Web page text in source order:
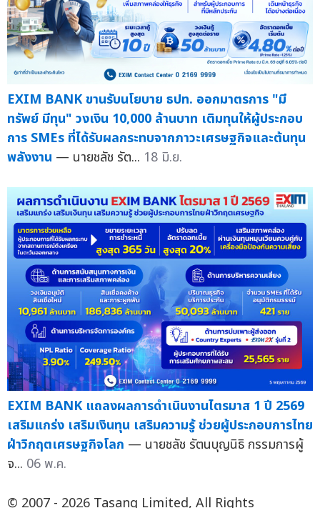
EXIM BANK ขานรับนโยบาย ธปท. ออกมาตรการ "มี
ทรัพย์ มีทุน" วงเงิน 10,000 ล้านบาท เติมทุนให้ผู้ประกอบ
การ SMEs ที่ได้รับผลกระทบจากภาวะเศรษฐกิจและต้นทุน
พลังงาน — นายชลัช รัต... 18 มิ.ย.
EXIM BANK แถลงผลการดำเนินงานไตรมาส 1 ปี 2569
เสริมแกร่ง เสริมเงินทุน เสริมความรู้ ช่วยผู้ประกอบการไทย
ฝ่าวิกฤตเศรษฐกิจโลก — นายชลัช รัตนบุญนิธิ กรรมการผู้
จ... 06 พ.ค.
© 2007 - 2026 Tasang Limited, All Rights